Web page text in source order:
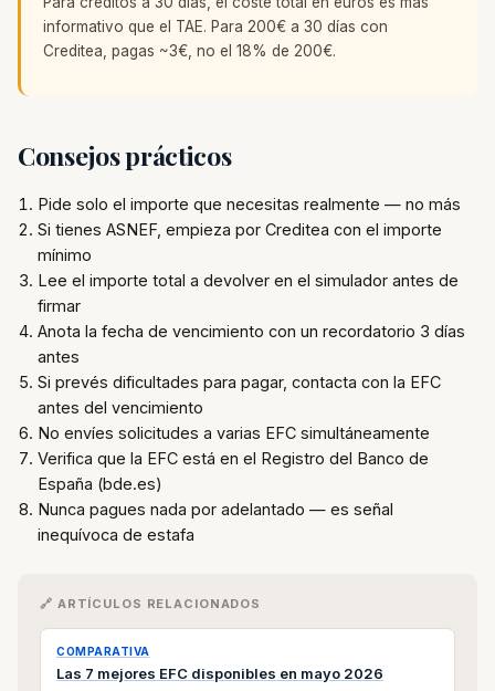
informativo que el TAE. Para 200€ a 30 días con
Creditea, pagas ~3€, no el 18% de 200€.
Consejos prácticos
Pide solo el importe que necesitas realmente — no más
Si tienes ASNEF, empieza por Creditea con el importe
mínimo
Lee el importe total a devolver en el simulador antes de
firmar
Anota la fecha de vencimiento con un recordatorio 3 días
antes
Si prevés dificultades para pagar, contacta con la EFC
antes del vencimiento
No envíes solicitudes a varias EFC simultáneamente
Verifica que la EFC está en el Registro del Banco de
España (bde.es)
Nunca pagues nada por adelantado — es señal
inequívoca de estafa
🔗 ARTÍCULOS RELACIONADOS
COMPARATIVA
Las 7 mejores EFC disponibles en mayo 2026